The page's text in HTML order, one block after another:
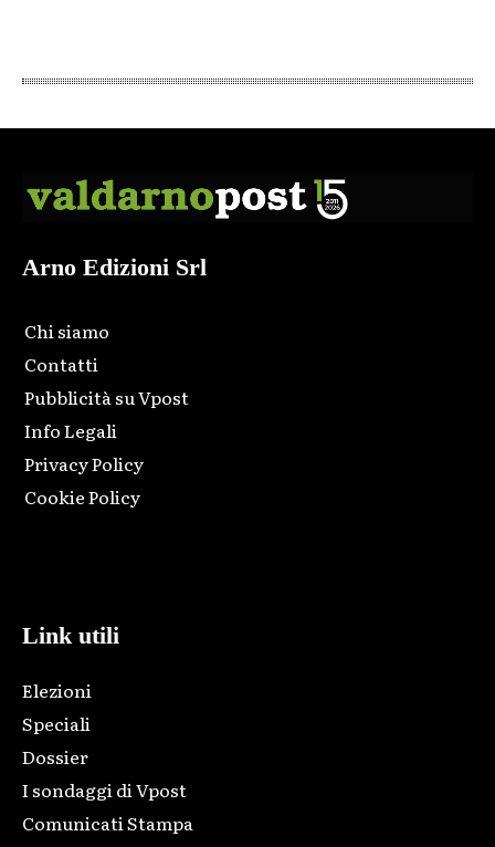
Arno Edizioni Srl
Chi siamo
Contatti
Pubblicità su Vpost
Info Legali
Privacy Policy
Cookie Policy
Link utili
Elezioni
Speciali
Dossier
I sondaggi di Vpost
Comunicati Stampa